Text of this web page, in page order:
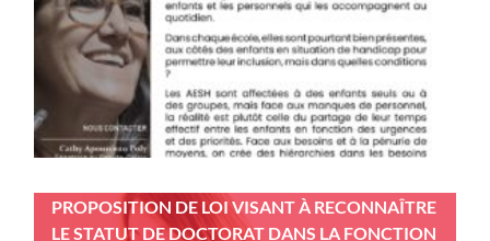
PROPOSITION DE LOI VISANT À RECONNAÎTRE
LE STATUT DE DOCTORAT DANS LA FONCTION